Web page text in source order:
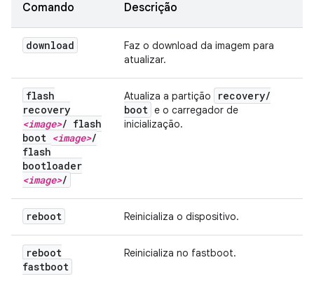
Comando Descrição
download
Faz o download da imagem para
atualizar.
flash
recovery
<image>/ flash
boot <image>/
flash
bootloader
<image>/
Atualiza a partição recovery/
boot e o carregador de
inicialização.
reboot Reinicializa o dispositivo.
reboot
fastboot
Reinicializa no fastboot.